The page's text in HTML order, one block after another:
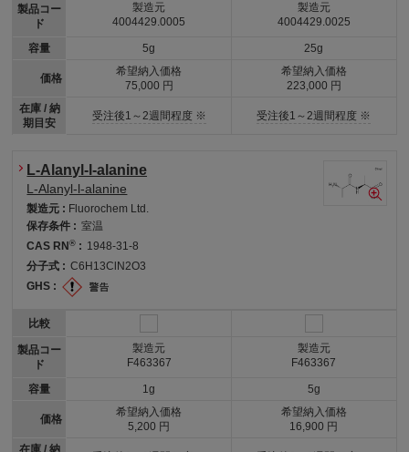
製品コー
ド
容量
価格
在庫 / 納
期目安
製造元
4004429.0005
5g
希望納入価格
75,000 円
受注後1～2週間程度 ※
製造元
4004429.0025
25g
希望納入価格
223,000 円
受注後1～2週間程度 ※
L-Alanyl-l-alanine
L-Alanyl-l-alanine
製造元 : Fluorochem Ltd.
保存条件 : 室温
CAS RN® : 1948-31-8
分子式 : C6H13ClN2O3
GHS :
比較
製品コー
ド
容量
価格
製造元
F463367
1g
希望納入価格
5,200 円
製造元
F463367
5g
希望納入価格
16,900 円